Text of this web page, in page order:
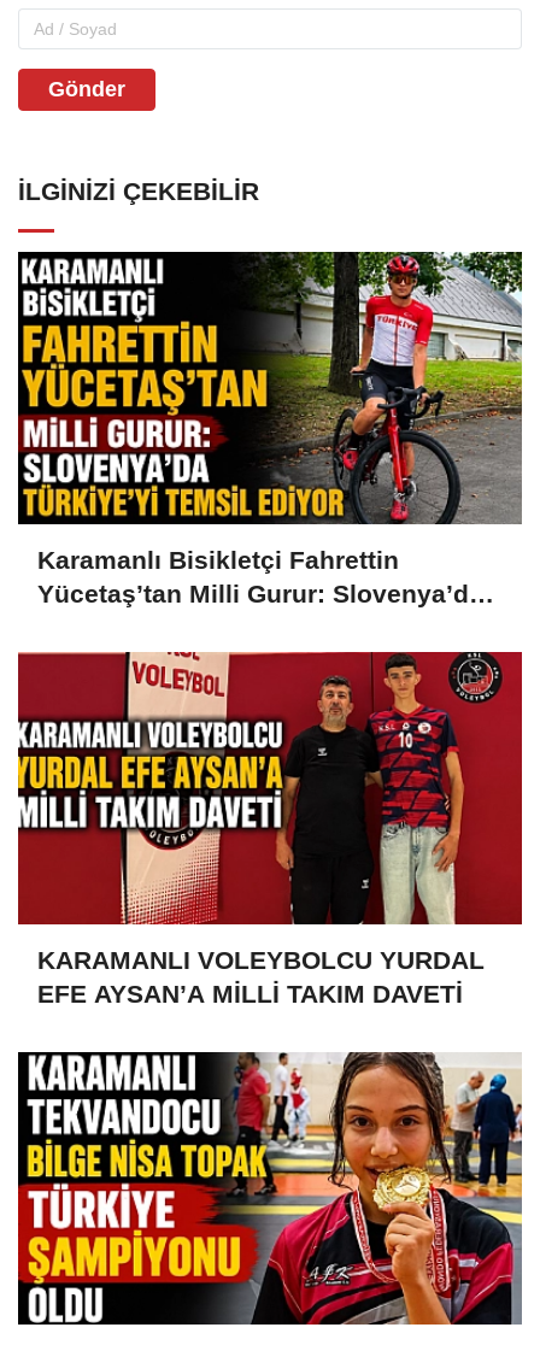
Gönder
İLGINIZI ÇEKEBILIR
Karamanlı Bisikletçi Fahrettin
Yücetaş’tan Milli Gurur: Slovenya’da
KARAMANLI VOLEYBOLCU YURDAL
EFE AYSAN’A MİLLİ TAKIM DAVETİ